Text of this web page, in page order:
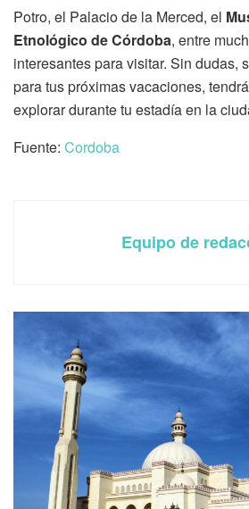
Potro, el Palacio de la Merced, el
Etnológico de Córdoba, entre
interesantes para visitar. Sin dudas,
para tus próximas vacaciones,
explorar durante tu estadía en la
Fuente: Cordoba
Equipo de